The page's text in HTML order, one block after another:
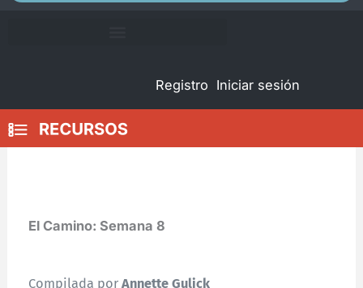
Registro Iniciar sesión
El Camino: Semana 8
Compilada porAnnette Gulick